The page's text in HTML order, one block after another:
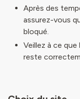
Après des
assurez-vous
bloqué.
Veillez à ce
reste